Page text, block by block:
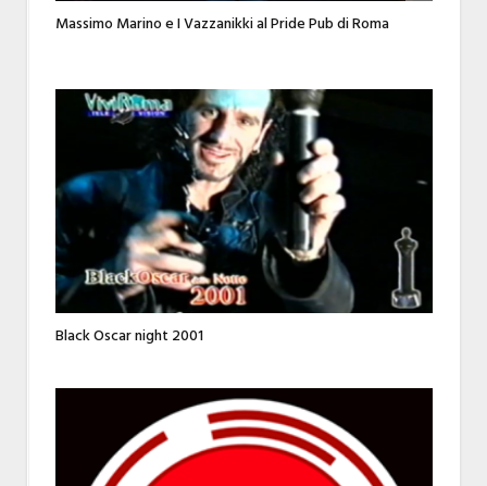
Massimo Marino e I Vazzanikki al Pride Pub di Roma
Black Oscar night 2001